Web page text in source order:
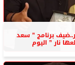
برنامج ” سعد
نار ” اليوم